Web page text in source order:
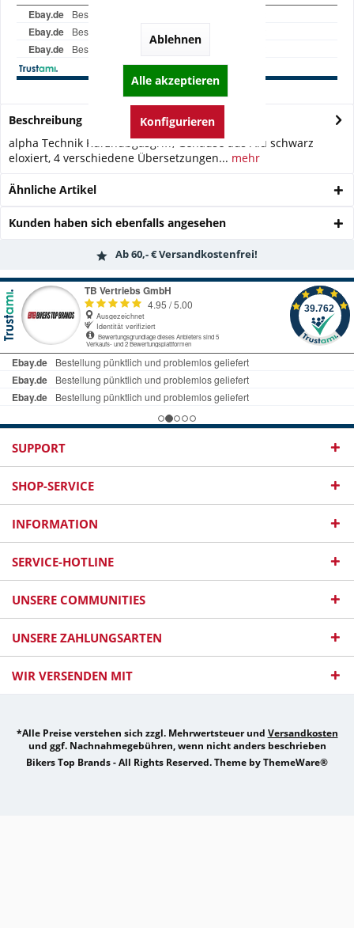
Beschreibung
alpha Technik Kurzhubgasgriff, Gehäuse aus Alu schwarz
eloxiert, 4 verschiedene Übersetzungen... mehr
Ähnliche Artikel
Kunden haben sich ebenfalls angesehen
Ab 60,- € Versandkostenfrei!
SUPPORT
SHOP-SERVICE
INFORMATION
SERVICE-HOTLINE
UNSERE COMMUNITIES
UNSERE ZAHLUNGSARTEN
WIR VERSENDEN MIT
*Alle Preise verstehen sich zzgl. Mehrwertsteuer und Versandkosten
und ggf. Nachnahmegebühren, wenn nicht anders beschrieben
Bikers Top Brands - All Rights Reserved. Theme byThemeWare®
Ablehnen
Alle akzeptieren
Konfigurieren